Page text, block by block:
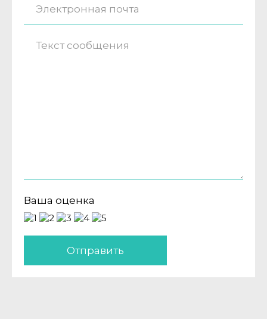
Ваша оценка
Отправить